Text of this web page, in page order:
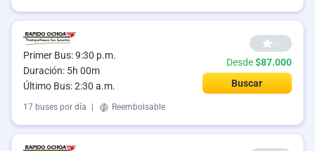
Primer Bus: 9:30 p.m.
Duración: 5h 00m
Último Bus: 2:30 a.m.
--
Desde$87.000
Buscar
17 buses por día Reembolsable